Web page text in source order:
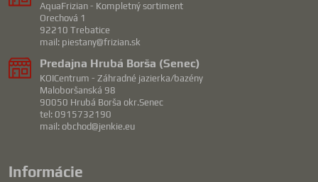
AquaFrizian - Kompletný sortiment
Orechová 1
92210 Trebatice
mail: piestany@frizian.sk
Predajna Hrubá Borša (Senec)
KOICentrum - Záhradné jazierka/bazény
Maloboršanská 98
90050 Hrubá Borša okr.Senec
tel: 0915732190
mail: obchod@jenkie.eu
Informácie